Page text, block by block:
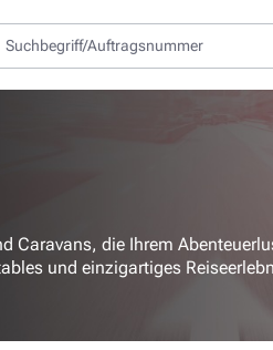
die Ihrem
und einzigartiges